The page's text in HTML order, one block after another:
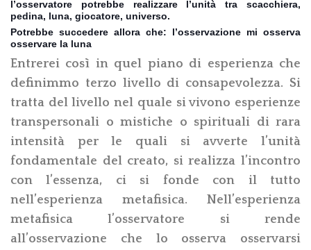
l’osservatore potrebbe realizzare l’unità tra scacchiera,
pedina, luna, giocatore, universo.
Potrebbe succedere allora che: l’osservazione mi osserva
osservare la luna
Entrerei così in quel piano di esperienza che
definimmo terzo livello di consapevolezza. Si
tratta del livello nel quale si vivono esperienze
transpersonali o mistiche o spirituali di rara
intensità per le quali si avverte l’unità
fondamentale del creato, si realizza l’incontro
con l’essenza, ci si fonde con il tutto
nell’esperienza metafisica. Nell’esperienza
metafisica l’osservatore si rende
all’osservazione che lo osserva osservarsi